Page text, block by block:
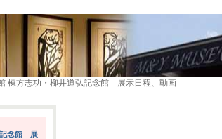
棟方志功・柳井道弘記念館 展示日程、動画
記念館 展